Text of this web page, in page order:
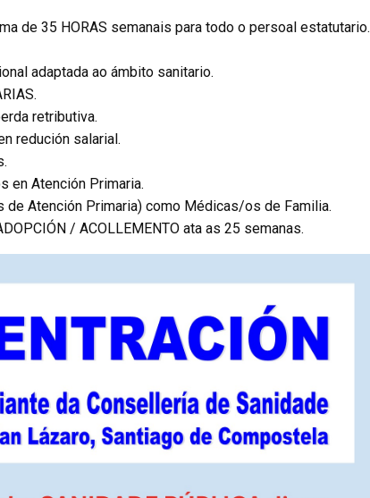
de 35 HORAS semanais para todo o persoal estatutario.
adaptada ao ámbito sanitario.
retributiva.
redución salarial.
en Atención Primaria.
de Atención Primaria) como Médicas/os de Familia.
/ ACOLLEMENTO ata as 25 semanas.